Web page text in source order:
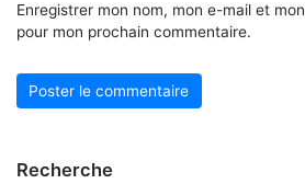
Enregistrer mon nom, mon e-mail et
pour mon prochain commentaire.
Recherche